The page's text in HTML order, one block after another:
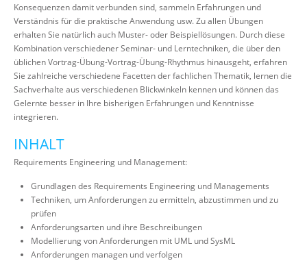
Konsequenzen damit verbunden sind, sammeln Erfahrungen und
Verständnis für die praktische Anwendung usw. Zu allen Übungen
erhalten Sie natürlich auch Muster- oder Beispiellösungen. Durch diese
Kombination verschiedener Seminar- und Lerntechniken, die über den
üblichen Vortrag-Übung-Vortrag-Übung-Rhythmus hinausgeht, erfahren
Sie zahlreiche verschiedene Facetten der fachlichen Thematik, lernen die
Sachverhalte aus verschiedenen Blickwinkeln kennen und können das
Gelernte besser in Ihre bisherigen Erfahrungen und Kenntnisse
integrieren.
INHALT
Requirements Engineering und Management:
Grundlagen des Requirements Engineering und Managements
Techniken, um Anforderungen zu ermitteln, abzustimmen und zu
prüfen
Anforderungsarten und ihre Beschreibungen
Modellierung von Anforderungen mit UML und SysML
Anforderungen managen und verfolgen